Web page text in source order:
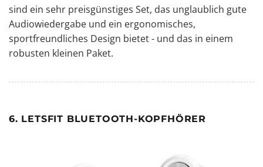
sind ein sehr preisgünstiges Set, das unglaublich gute
Audiowiedergabe und ein ergonomisches,
sportfreundliches Design bietet - und das in einem
robusten kleinen Paket.
6. LETSFIT BLUETOOTH-KOPFHÖRER